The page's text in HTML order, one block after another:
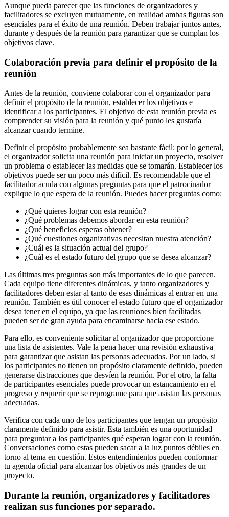
Aunque pueda parecer que las funciones de organizadores y
facilitadores se excluyen mutuamente, en realidad ambas figuras son
esenciales para el éxito de una reunión. Deben trabajar juntos antes,
durante y después de la reunión para garantizar que se cumplan los
objetivos clave.
Colaboración previa para definir el propósito de la
reunión
Antes de la reunión, conviene colaborar con el organizador para
definir el propósito de la reunión, establecer los objetivos e
identificar a los participantes. El objetivo de esta reunión previa es
comprender su visión para la reunión y qué punto les gustaría
alcanzar cuando termine.
Definir el propósito probablemente sea bastante fácil: por lo general,
el organizador solicita una reunión para iniciar un proyecto, resolver
un problema o establecer las medidas que se tomarán. Establecer los
objetivos puede ser un poco más difícil. Es recomendable que el
facilitador acuda con algunas preguntas para que el patrocinador
explique lo que espera de la reunión. Puedes hacer preguntas como:
¿Qué quieres lograr con esta reunión?
¿Qué problemas debemos abordar en esta reunión?
¿Qué beneficios esperas obtener?
¿Qué cuestiones organizativas necesitan nuestra atención?
¿Cuál es la situación actual del grupo?
¿Cuál es el estado futuro del grupo que se desea alcanzar?
Las últimas tres preguntas son más importantes de lo que parecen.
Cada equipo tiene diferentes dinámicas, y tanto organizadores y
facilitadores deben estar al tanto de esas dinámicas al entrar en una
reunión. También es útil conocer el estado futuro que el organizador
desea tener en el equipo, ya que las reuniones bien facilitadas
pueden ser de gran ayuda para encaminarse hacia ese estado.
Para ello, es conveniente solicitar al organizador que proporcione
una lista de asistentes. Vale la pena hacer una revisión exhaustiva
para garantizar que asistan las personas adecuadas. Por un lado, si
los participantes no tienen un propósito claramente definido, pueden
generarse distracciones que desvíen la reunión. Por el otro, la falta
de participantes esenciales puede provocar un estancamiento en el
progreso y requerir que se reprograme para que asistan las personas
adecuadas.
Verifica con cada uno de los participantes que tengan un propósito
claramente definido para asistir. Esta también es una oportunidad
para preguntar a los participantes qué esperan lograr con la reunión.
Conversaciones como estas pueden sacar a la luz puntos débiles en
torno al tema en cuestión. Estos entendimientos pueden conformar
tu agenda oficial para alcanzar los objetivos más grandes de un
proyecto.
Durante la reunión, organizadores y facilitadores
realizan sus funciones por separado.